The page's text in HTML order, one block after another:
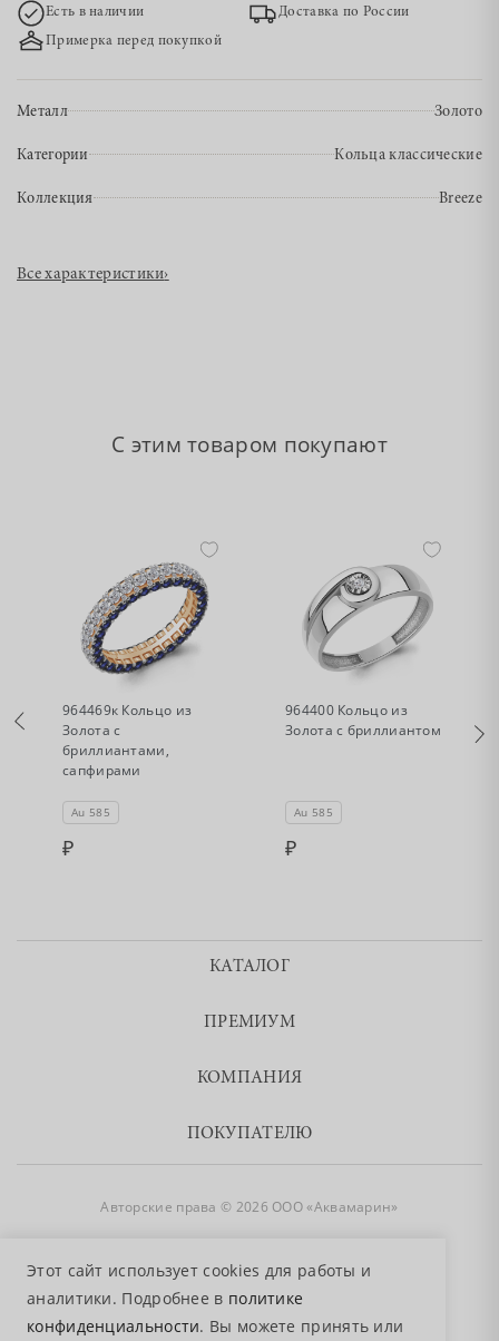
Этот сайт использует cookies для работы и
аналитики. Подробнее в политике
конфиденциальности. Вы можете принять или
Есть в наличии
Доставка по России
Примерка перед покупкой
Металл Золото
Категории Кольца классические
Коллекция Breeze
Все характеристики›
С этим товаром покупают
Нет в наличии
964469к Кольцо из
Золота с
бриллиантами,
сапфирами
Au 585
964400 Кольцо из
Золота с бриллиантом
Au 585
КАТАЛОГ
ПРЕМИУМ
КОМПАНИЯ
ПОКУПАТЕЛЮ
Авторские права © 2026 ООО «Аквамарин»